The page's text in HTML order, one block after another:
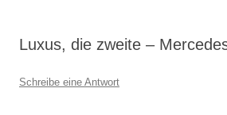
Luxus, die zweite –
Schreibe eine Antwort